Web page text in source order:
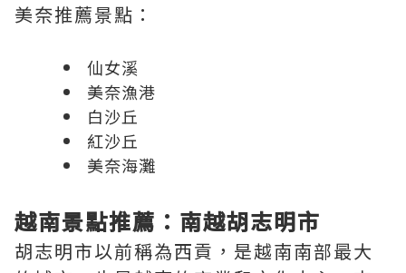
美奈推薦景點：
仙女溪
美奈漁港
白沙丘
紅沙丘
美奈海灘
越南景點推薦：南越胡志明市
胡志明市以前稱為西貢，是越南南部最大